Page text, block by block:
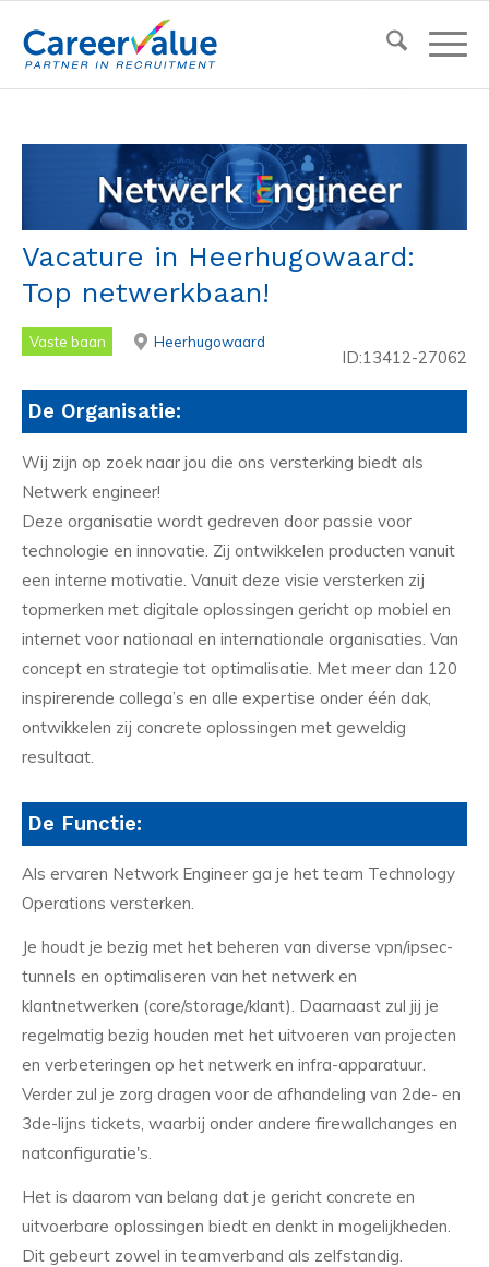
Vacature in Heerhugowaard:
Top netwerkbaan!
Vaste baan Heerhugowaard
ID:13412-27062
De Organisatie:
Wij zijn op zoek naar jou die ons versterking biedt als
Netwerk engineer!
Deze organisatie wordt gedreven door passie voor
technologie en innovatie. Zij ontwikkelen producten vanuit
een interne motivatie. Vanuit deze visie versterken zij
topmerken met digitale oplossingen gericht op mobiel en
internet voor nationaal en internationale organisaties. Van
concept en strategie tot optimalisatie. Met meer dan 120
inspirerende collega’s en alle expertise onder één dak,
ontwikkelen zij concrete oplossingen met geweldig
resultaat.
De Functie:
Als ervaren Network Engineer ga je het team Technology
Operations versterken.
Je houdt je bezig met het beheren van diverse vpn/ipsec-
tunnels en optimaliseren van het netwerk en
klantnetwerken (core/storage/klant). Daarnaast zul jij je
regelmatig bezig houden met het uitvoeren van projecten
en verbeteringen op het netwerk en infra-apparatuur.
Verder zul je zorg dragen voor de afhandeling van 2de- en
3de-lijns tickets, waarbij onder andere firewallchanges en
natconfiguratie's.
Het is daarom van belang dat je gericht concrete en
uitvoerbare oplossingen biedt en denkt in mogelijkheden.
Dit gebeurt zowel in teamverband als zelfstandig.